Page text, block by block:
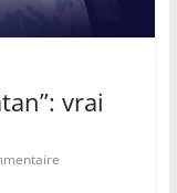
vrai